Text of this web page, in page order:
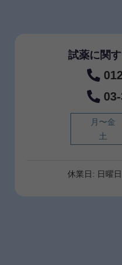
試薬に関
月〜金
土
休業日: 日曜